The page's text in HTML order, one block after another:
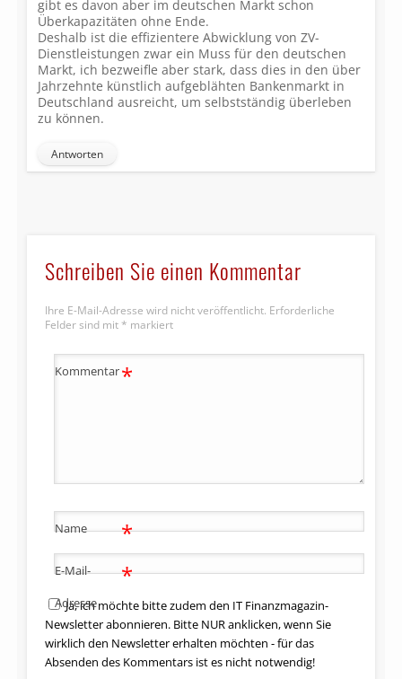
gibt es davon aber im deutschen Markt schon
Überkapazitäten ohne Ende.
Deshalb ist die effizientere Abwicklung von ZV-
Dienstleistungen zwar ein Muss für den deutschen
Markt, ich bezweifle aber stark, dass dies in den über
Jahrzehnte künstlich aufgeblähten Bankenmarkt in
Deutschland ausreicht, um selbstständig überleben
zu können.
Antworten
Schreiben Sie einen Kommentar
Ihre E-Mail-Adresse wird nicht veröffentlicht. Erforderliche
Felder sind mit * markiert
Kommentar*
Name *
E-Mail-
Adresse
*
Ja, ich möchte bitte zudem den IT Finanzmagazin-
Newsletter abonnieren. Bitte NUR anklicken, wenn Sie
wirklich den Newsletter erhalten möchten - für das
Absenden des Kommentars ist es nicht notwendig!